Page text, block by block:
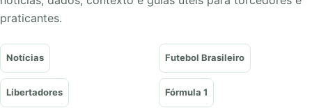
praticantes.
Notícias Futebol Brasileiro
Libertadores Fórmula 1